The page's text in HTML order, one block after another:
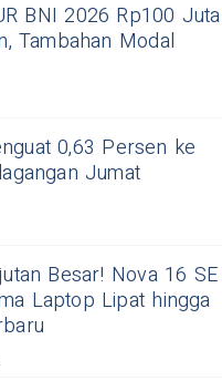
BNI 2026 Rp100 Juta
Tambahan Modal
0,63 Persen ke
Jumat
Besar! Nova 16 SE
Laptop Lipat hingga